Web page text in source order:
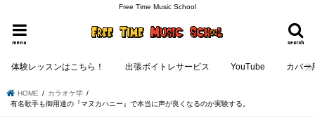
Free Time Music School
search
menu
体験レッスンはこちら！ 出張ボイトレサービス YouTube カバー
HOME
カラオケ学
有名歌手も御用達の『マヌカハニー』で本当に声が良くなるのか実験する。